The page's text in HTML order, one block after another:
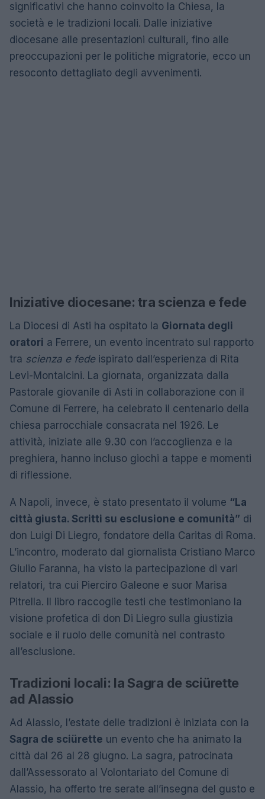
significativi che hanno coinvolto la Chiesa, la
società e le tradizioni locali. Dalle iniziative
diocesane alle presentazioni culturali, fino alle
preoccupazioni per le politiche migratorie, ecco un
resoconto dettagliato degli avvenimenti.
Iniziative diocesane: tra scienza e fede
La Diocesi di Asti ha ospitato la Giornata degli
oratori a Ferrere, un evento incentrato sul rapporto
tra scienza e fedeispirato dall’esperienza di Rita
Levi-Montalcini. La giornata, organizzata dalla
Pastorale giovanile di Asti in collaborazione con il
Comune di Ferrere, ha celebrato il centenario della
chiesa parrocchiale consacrata nel 1926. Le
attività, iniziate alle 9.30 con l’accoglienza e la
preghiera, hanno incluso giochi a tappe e momenti
di riflessione.
A Napoli, invece, è stato presentato il volume “La
città giusta. Scritti su esclusione e comunità” di
don Luigi Di Liegro, fondatore della Caritas di Roma.
L’incontro, moderato dal giornalista Cristiano Marco
Giulio Faranna, ha visto la partecipazione di vari
relatori, tra cui Pierciro Galeone e suor Marisa
Pitrella. Il libro raccoglie testi che testimoniano la
visione profetica di don Di Liegro sulla giustizia
sociale e il ruolo delle comunità nel contrasto
all’esclusione.
Tradizioni locali: la Sagra de sciürette
ad Alassio
Ad Alassio, l’estate delle tradizioni è iniziata con la
Sagra de sciürette un evento che ha animato la
città dal 26 al 28 giugno. La sagra, patrocinata
dall’Assessorato al Volontariato del Comune di
Alassio, ha offerto tre serate all’insegna del gusto e